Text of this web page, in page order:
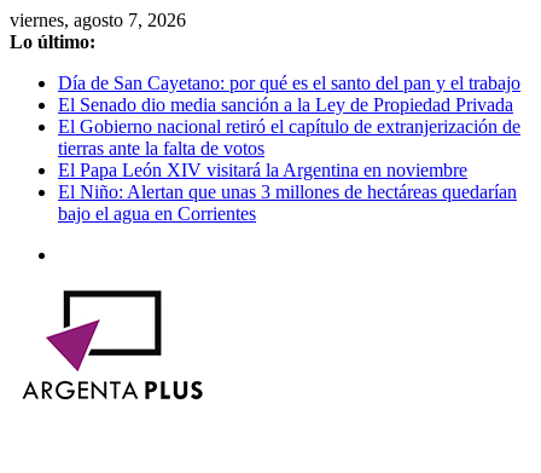
Saltar
al
viernes, agosto 7, 2026
Lo último:
Día de San Cayetano: por qué es el santo del pan y el trabajo
El Senado dio media sanción a la Ley de Propiedad Privada
El Gobierno nacional retiró el capítulo de extranjerización de
tierras ante la falta de votos
El Papa León XIV visitará la Argentina en noviembre
El Niño: Alertan que unas 3 millones de hectáreas quedarían
bajo el agua en Corrientes